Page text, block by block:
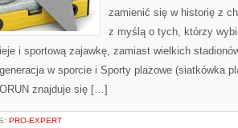
zamienić się w historię z
z myślą o tych, którzy
i sportową zajawkę, zamiast wielkich
w sporcie i Sporty plażowe (siatkówka
znajduje się […]
PRO-EXPERT